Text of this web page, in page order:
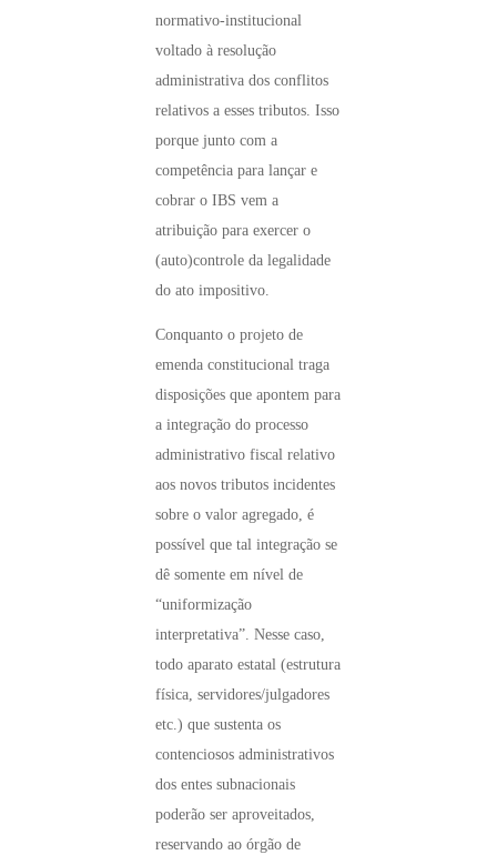
normativo-institucional
voltado à resolução
administrativa dos conflitos
relativos a esses tributos. Isso
porque junto com a
competência para lançar e
cobrar o IBS vem a
atribuição para exercer o
(auto)controle da legalidade
do ato impositivo.
Conquanto o projeto de
emenda constitucional traga
disposições que apontem para
a integração do processo
administrativo fiscal relativo
aos novos tributos incidentes
sobre o valor agregado, é
possível que tal integração se
dê somente em nível de
“uniformização
interpretativa”. Nesse caso,
todo aparato estatal (estrutura
física, servidores/julgadores
etc.) que sustenta os
contenciosos administrativos
dos entes subnacionais
poderão ser aproveitados,
reservando ao órgão de